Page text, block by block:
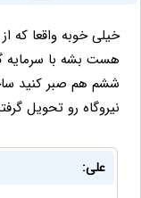
خیلی خوبه واقعا که
هست بشه با سرمایه
ششم هم صبر کنید
نیروگاه رو تحویل گرفتید مطمعنا تو
علی: